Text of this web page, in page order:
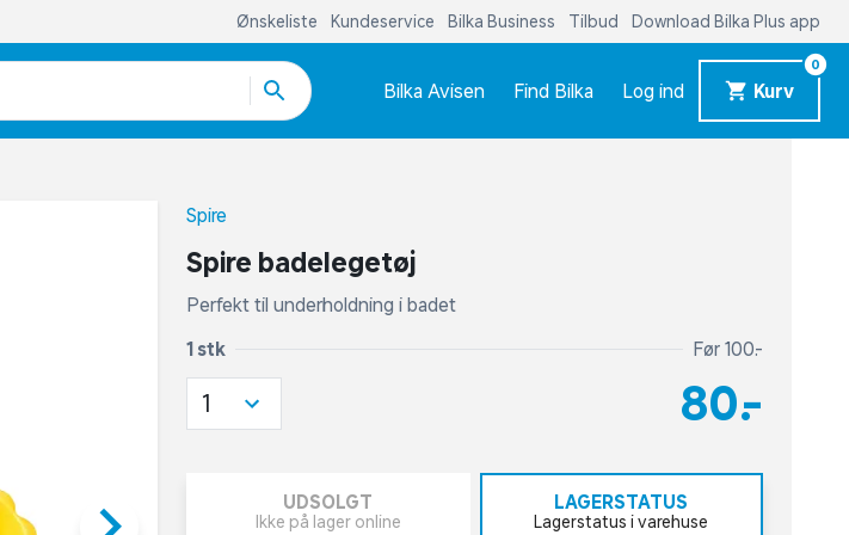
Ønskeliste Kundeservice Bilka Business Tilbud Download Bilka Plus app
Bilka Avisen Find Bilka Log ind Kurv
0
Spire
Spire badelegetøj
Perfekt til underholdning i badet
1 stk Før 100,-
80,-
1
UDSOLGT
Ikke på lager online
LAGERSTATUS
Lagerstatus i varehuse